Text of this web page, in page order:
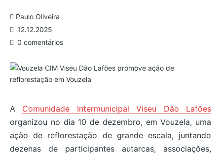
Paulo Oliveira
12.12.2025
0 comentários
A Comunidade Intermunicipal Viseu Dão Lafões
organizou no dia 10 de dezembro, em Vouzela, uma
ação de reflorestação de grande escala, juntando
dezenas de participantes autarcas, associações,